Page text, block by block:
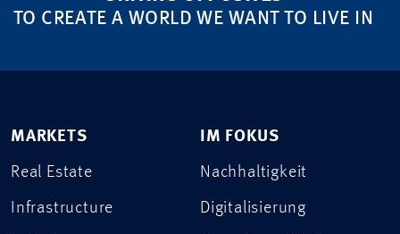
TO CREATE A WORLD WE WANT TO LIVE IN
MARKETS
Real Estate
Infrastructure
IM FOKUS
Nachhaltigkeit
Digitalisierung